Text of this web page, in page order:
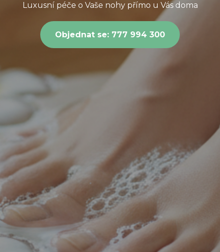
Luxusní péče o Vaše nohy přímo u Vás doma
Objednat se: 777 994 300